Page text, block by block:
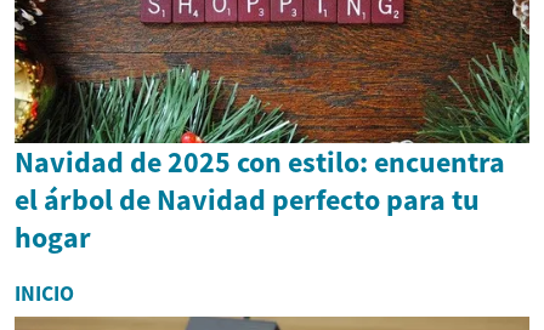
Navidad de 2025 con estilo: encuentra
el árbol de Navidad perfecto para tu
hogar
INICIO